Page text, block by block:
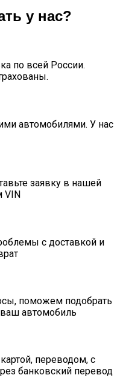
у нас?
по всей России.
автомобилями. У нас
заявку в нашей
VIN
с доставкой и
поможем подобрать
автомобиль
переводом, с
банковский перевод